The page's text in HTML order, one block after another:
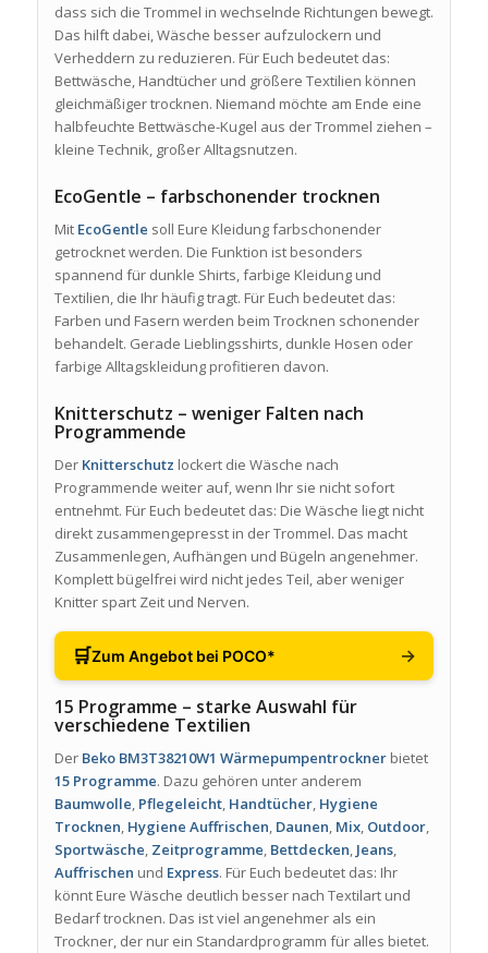
dass sich die Trommel in wechselnde Richtungen bewegt.
Das hilft dabei, Wäsche besser aufzulockern und
Verheddern zu reduzieren. Für Euch bedeutet das:
Bettwäsche, Handtücher und größere Textilien können
gleichmäßiger trocknen. Niemand möchte am Ende eine
halbfeuchte Bettwäsche-Kugel aus der Trommel ziehen –
kleine Technik, großer Alltagsnutzen.
EcoGentle – farbschonender trocknen
Mit EcoGentle soll Eure Kleidung farbschonender
getrocknet werden. Die Funktion ist besonders
spannend für dunkle Shirts, farbige Kleidung und
Textilien, die Ihr häufig tragt. Für Euch bedeutet das:
Farben und Fasern werden beim Trocknen schonender
behandelt. Gerade Lieblingsshirts, dunkle Hosen oder
farbige Alltagskleidung profitieren davon.
Knitterschutz – weniger Falten nach
Programmende
Der Knitterschutz lockert die Wäsche nach
Programmende weiter auf, wenn Ihr sie nicht sofort
entnehmt. Für Euch bedeutet das: Die Wäsche liegt nicht
direkt zusammengepresst in der Trommel. Das macht
Zusammenlegen, Aufhängen und Bügeln angenehmer.
Komplett bügelfrei wird nicht jedes Teil, aber weniger
Knitter spart Zeit und Nerven.
🛒Zum Angebot bei POCO* →
15 Programme – starke Auswahl für
verschiedene Textilien
Der Beko BM3T38210W1 Wärmepumpentrocknerbietet
15 Programme. Dazu gehören unter anderem
Baumwolle, Pflegeleicht, Handtücher, Hygiene
Trocknen, Hygiene Auffrischen, Daunen, Mix, Outdoor,
Sportwäsche, Zeitprogramme, Bettdecken, Jeans,
Auffrischen und Express. Für Euch bedeutet das: Ihr
könnt Eure Wäsche deutlich besser nach Textilart und
Bedarf trocknen. Das ist viel angenehmer als ein
Trockner, der nur ein Standardprogramm für alles bietet.